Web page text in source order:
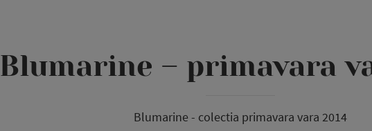
Blumarine – primavara
Blumarine - colectia primavara vara 2014